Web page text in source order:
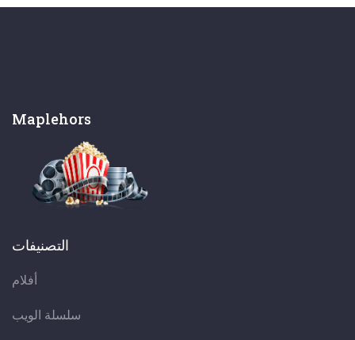
Maplehors
التصنيفات
أفلام
سلسلة الويب